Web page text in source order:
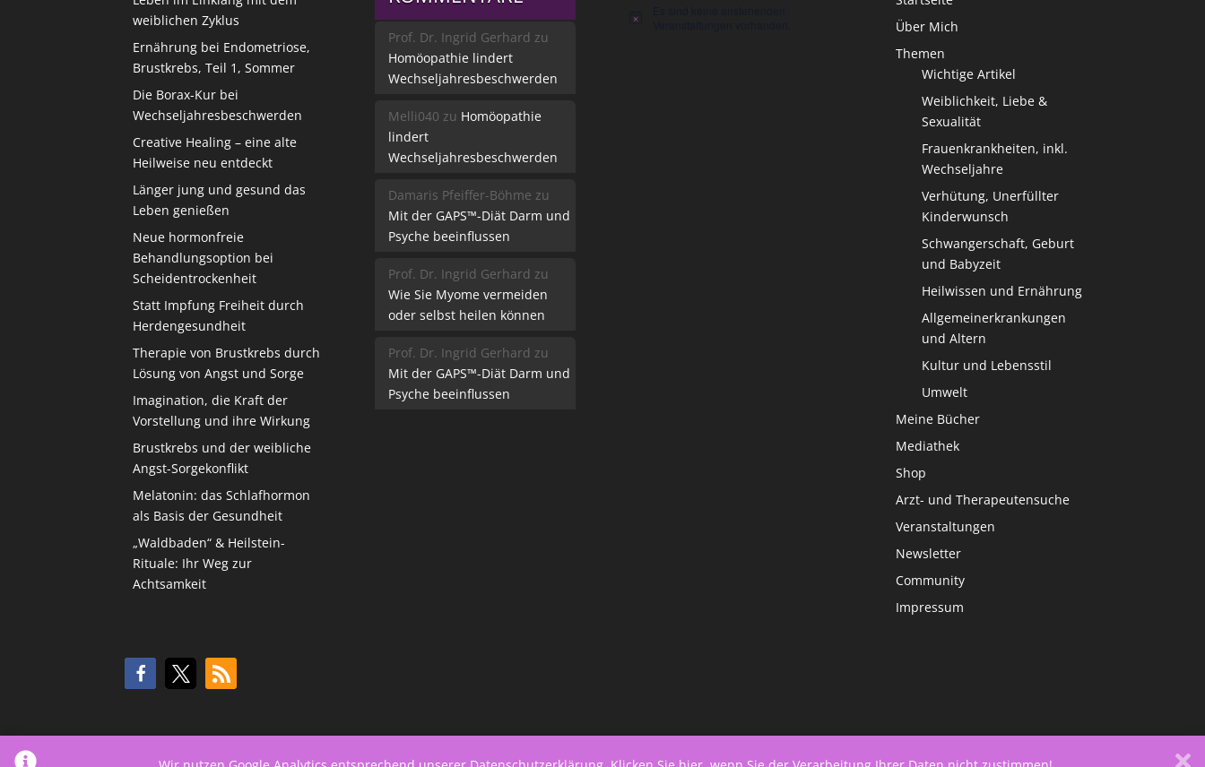
weiblichen Zyklus
Ernährung bei Endometriose,
Brustkrebs, Teil 1, Sommer
Die Borax-Kur bei
Wechseljahresbeschwerden
Creative Healing – eine alte
Heilweise neu entdeckt
Länger jung und gesund das
Leben genießen
Neue hormonfreie
Behandlungsoption bei
Scheidentrockenheit
Statt Impfung Freiheit durch
Herdengesundheit
Therapie von Brustkrebs durch
Lösung von Angst und Sorge
Imagination, die Kraft der
Vorstellung und ihre Wirkung
Brustkrebs und der weibliche
Angst-Sorgekonflikt
Melatonin: das Schlafhormon
als Basis der Gesundheit
„Waldbaden“ & Heilstein-
Rituale: Ihr Weg zur
Achtsamkeit
Prof. Dr. Ingrid Gerhard zu
Homöopathie lindert
Wechseljahresbeschwerden
Melli040 zu Homöopathie
lindert
Wechseljahresbeschwerden
Damaris Pfeiffer-Böhme zu
Mit der GAPS™-Diät Darm und
Psyche beeinflussen
Prof. Dr. Ingrid Gerhard zu
Wie Sie Myome vermeiden
oder selbst heilen können
Prof. Dr. Ingrid Gerhard zu
Mit der GAPS™-Diät Darm und
Psyche beeinflussen
Hinweis
Über Mich
Themen
Wichtige Artikel
Weiblichkeit, Liebe &
Sexualität
Frauenkrankheiten, inkl.
Wechseljahre
Verhütung, Unerfüllter
Kinderwunsch
Schwangerschaft, Geburt
und Babyzeit
Heilwissen und Ernährung
Allgemeinerkrankungen
und Altern
Kultur und Lebensstil
Umwelt
Meine Bücher
Mediathek
Shop
Arzt- und Therapeutensuche
Veranstaltungen
Newsletter
Community
Impressum